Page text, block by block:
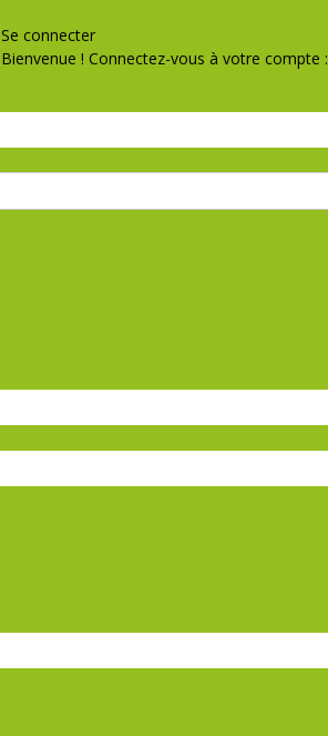
Se connecter
Bienvenue ! Connectez-vous à votre compte :